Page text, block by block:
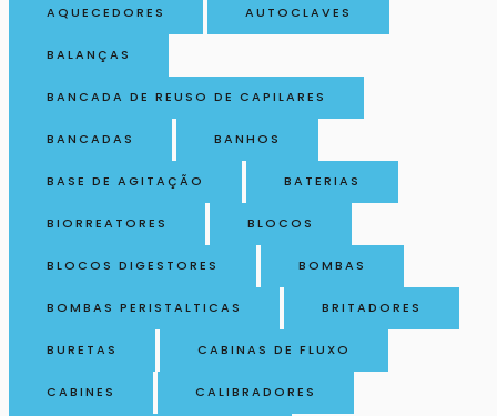
AQUECEDORES AUTOCLAVES
BALANÇAS
BANCADA DE REUSO DE CAPILARES
BANCADAS BANHOS
BASE DE AGITAÇÃO BATERIAS
BIORREATORES BLOCOS
BLOCOS DIGESTORES BOMBAS
BOMBAS PERISTALTICAS BRITADORES
BURETAS CABINAS DE FLUXO
CABINES CALIBRADORES